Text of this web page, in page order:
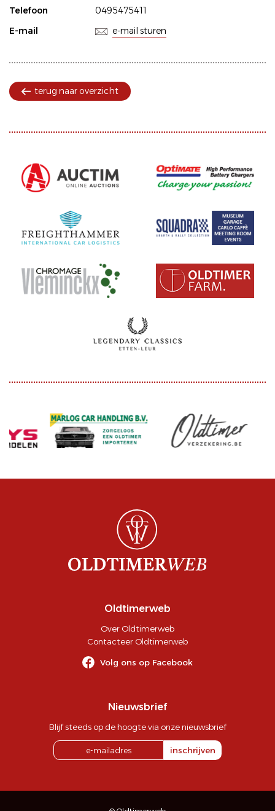
Telefoon
0495475411
E-mail
e-mail sturen
terug naar overzicht
Oldtimerweb
Over Oldtimerweb
Contacteer Oldtimerweb
Volg ons op Facebook
Nieuwsbrief
Blijf steeds op de hoogte via onze nieuwsbrief
inschrijven